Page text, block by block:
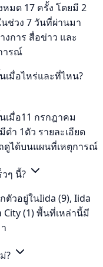
มด 17 ครั้ง โดยมี 2
ช่วง 7 วันที่ผ่านมา
งการ สื่อข่าว และ
ารณ์
เมื่อไหร่และที่ไหน?
เมื่อ11 กรกฎาคม
ำ 1ตัว รายละเอียด
ดูได้บนแผนที่เหตุการณ์
ๆ นี้?
ตัวอยู่ในIida (9), Iida
City (1) พื้นที่เหล่านี้มี
?